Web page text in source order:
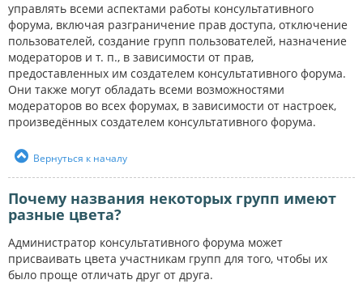
управлять всеми аспектами работы консультативного
форума, включая разграничение прав доступа, отключение
пользователей, создание групп пользователей, назначение
модераторов и т. п., в зависимости от прав,
предоставленных им создателем консультативного форума.
Они также могут обладать всеми возможностями
модераторов во всех форумах, в зависимости от настроек,
произведённых создателем консультативного форума.
Вернуться к началу
Почему названия некоторых групп имеют
разные цвета?
Администратор консультативного форума может
присваивать цвета участникам групп для того, чтобы их
было проще отличать друг от друга.